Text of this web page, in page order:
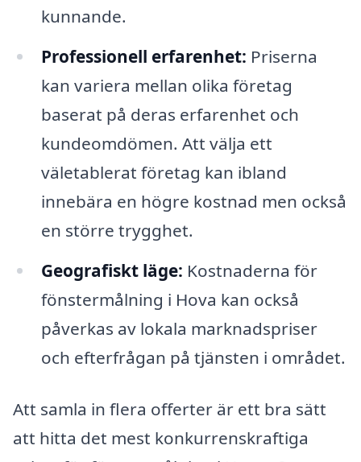
kunnande.
Professionell erfarenhet: Priserna
kan variera mellan olika företag
baserat på deras erfarenhet och
kundeomdömen. Att välja ett
väletablerat företag kan ibland
innebära en högre kostnad men också
en större trygghet.
Geografiskt läge: Kostnaderna för
fönstermålning i Hova kan också
påverkas av lokala marknadspriser
och efterfrågan på tjänsten i området.
Att samla in flera offerter är ett bra sätt
att hitta det mest konkurrenskraftiga